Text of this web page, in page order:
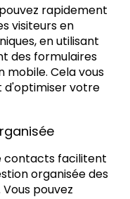
rapidement
visiteurs en
en utilisant
des formulaires
Cela vous
d'optimiser votre
contacts facilitent
organisée des
pouvez